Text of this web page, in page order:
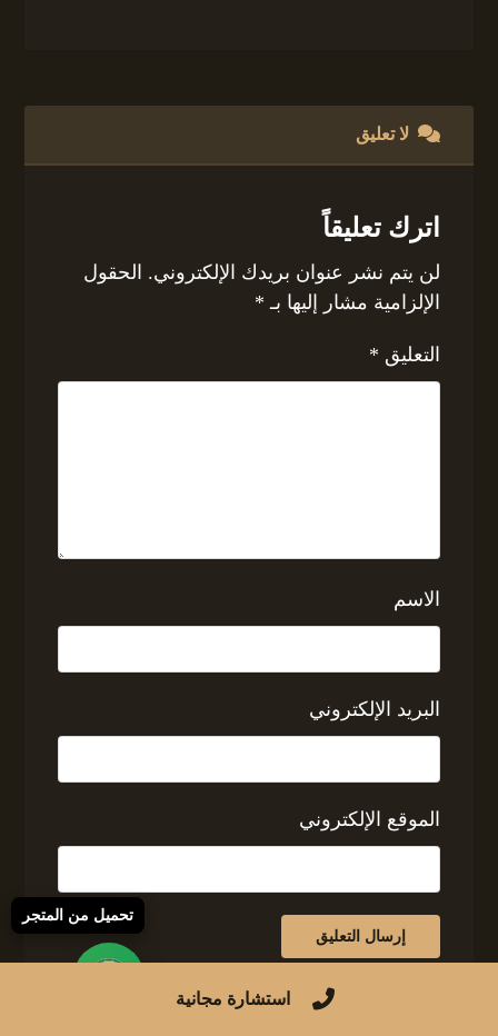
لا تعليق
اترك تعليقاً
لن يتم نشر عنوان بريدك الإلكتروني. الحقول
الإلزامية مشار إليها بـ *
التعليق *
الاسم
البريد الإلكتروني
الموقع الإلكتروني
استشارة مجانية
تحميل من المتجر